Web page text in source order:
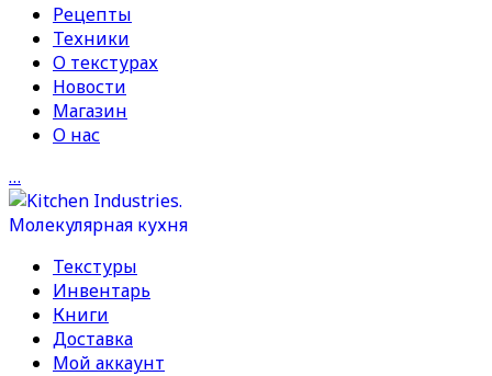
Рецепты
Техники
О текстурах
Новости
Магазин
О нас
…
Текстуры
Инвентарь
Книги
Доставка
Мой аккаунт